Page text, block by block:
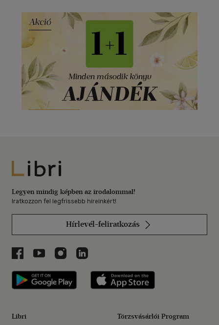
Libri
Legyen mindig képben az irodalommal!
Iratkozzon fel legfrissebb híreinkért!
Hírlevél-feliratkozás
Libri a Facebookon
Libri a Youtube-on
Libri az Instagramon
Libri a LinkedInen
Libri applikáció Szerezd meg: Google
Libri Törzsvásárlói Program